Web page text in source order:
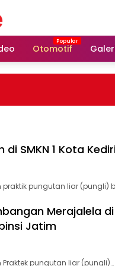
Otomotif
SMKN 1 Kota
pungutan liar (pungli)
Merajalela di
Jatim
Praktek pungutan liar (pungli)…